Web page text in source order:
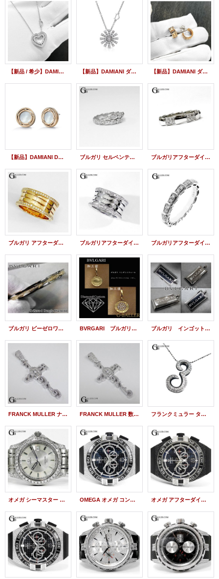
【新品 / 希少】DAMIANI ダミアーニ ベルエポック ハート ダイヤモンドネックレス ホワイトゴールド 20089210 【新品】DAMIANI ダミアーニ マルゲリータ ダイヤモンドネックレス ホワイトゴールド レディース 20072760 【新品】DAMIANI ダミアーニ ベルエポック リール ピアス K18PG ピンクゴールド 20093331
【新品】DAMIANI Dサイド ピアス マザーオブパール ダイヤモンドピアス K18PG 20080439 ブルガリ セルペンティ ヴァイパー リング アフターダイヤ パヴェダイヤモンド ブルガリアフターダイヤ | セルペンティ ヴァイパー リング ダイヤモンド
ブルガリ アフターダイヤ ビーゼロワン リング エッジ ダイヤ イエローゴールド ブルガリアフターダイヤ | ビーゼロワンリング ダイヤモンド ブルガリアフターダイヤ | セルペンティ ウェディングリング ダイヤモンド
ブルガリ ビーゼロワン アフターダイヤ バングル ブレスレット BVRGARI ブルガリ ペンダント チャーム アフターダイヤ パヴェカスタム ブルガリ インゴットペンダント・ダイヤモンドカスタム ブランドネックレス
FRANCK MULLER ナンバーペンダント アフターダイヤ FRANCK MULLER 数字ペンダント アフターダイヤ フランクミュラー タリスマン アフターダイヤ ネックレス ペンダント ダイヤ加工
オメガ シーマスター アフターダイヤ 120 2511-31 ベゼル ラグ ケース ダイヤ加工 OMEGA オメガ コンステレーション ダブルイーグル コーアクシャル アフターダイヤ パヴェ オメガ アフターダイヤ PVDコーティング コンステレーション ダブルイーグル コーアクシャル